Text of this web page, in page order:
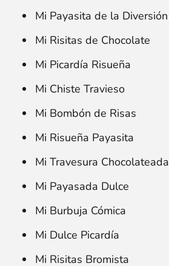
Mi Payasita de la Diversión
Mi Risitas de Chocolate
Mi Picardía Risueña
Mi Chiste Travieso
Mi Bombón de Risas
Mi Risueña Payasita
Mi Travesura Chocolateada
Mi Payasada Dulce
Mi Burbuja Cómica
Mi Dulce Picardía
Mi Risitas Bromista